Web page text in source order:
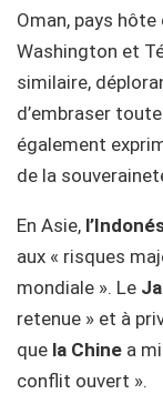
Oman, pays
Washington et
similaire,
d’embraser
également
de la
En Asie,
aux « risques
mondiale ». Le
retenue » et à
que la Chine a
conflit ouvert ».